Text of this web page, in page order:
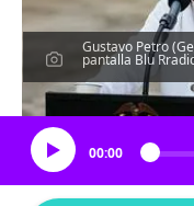
Gustavo Petro
pantalla Blu
00:00